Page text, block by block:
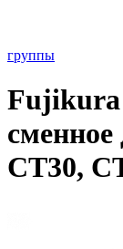
группы
Fujikura
CT30,